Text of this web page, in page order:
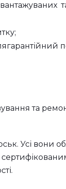
та
Усі вони